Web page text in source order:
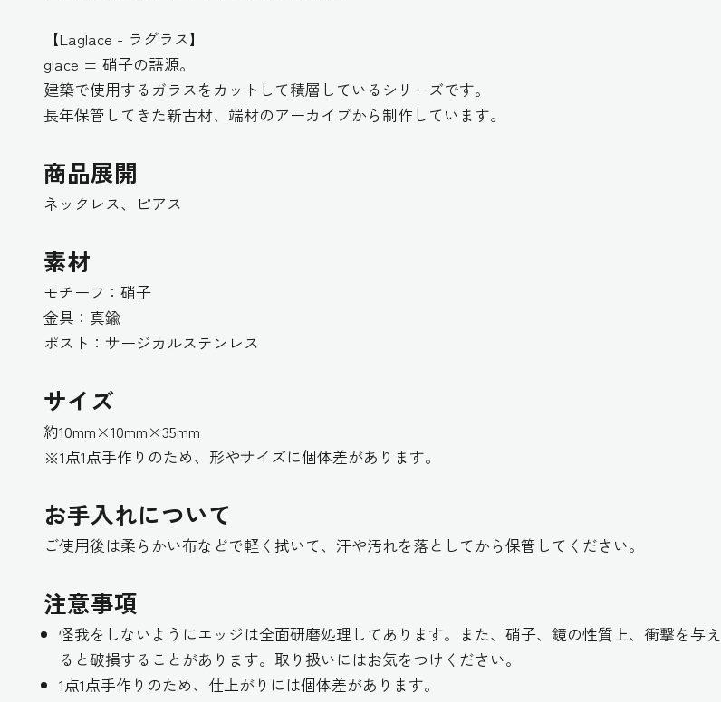
【Laglace - ラグラス】
glace = 硝子の語源。
建築で使用するガラスをカットして積層しているシリーズです。
長年保管してきた新古材、端材のアーカイブから制作しています。
商品展開
ネックレス、ピアス
素材
モチーフ：硝子
金具：真鍮
ポスト：サージカルステンレス
サイズ
約10mm×10mm×35mm
※1点1点手作りのため、形やサイズに個体差があります。
お手入れについて
ご使用後は柔らかい布などで軽く拭いて、汗や汚れを落としてから保管してください。
注意事項
怪我をしないようにエッジは全面研磨処理してあります。また、硝子、鏡の性質上、衝撃を与え
ると破損することがあります。取り扱いにはお気をつけください。
1点1点手作りのため、仕上がりには個体差があります。